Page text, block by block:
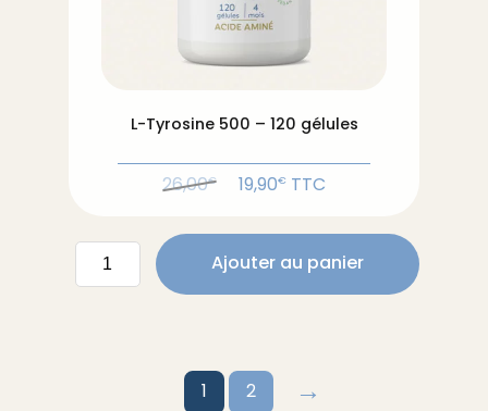
L-Tyrosine 500 – 120 gélules
26,00€
Le
initial
était :
26,00€.
19,90€ Le
actuel
est :
19,90€.
TTC
quantité
Ajouter au panier
1 2 →